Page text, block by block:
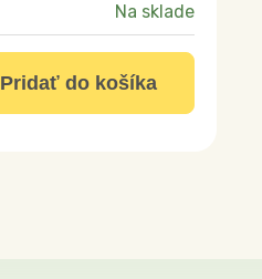
Na sklade
Pridať do košíka